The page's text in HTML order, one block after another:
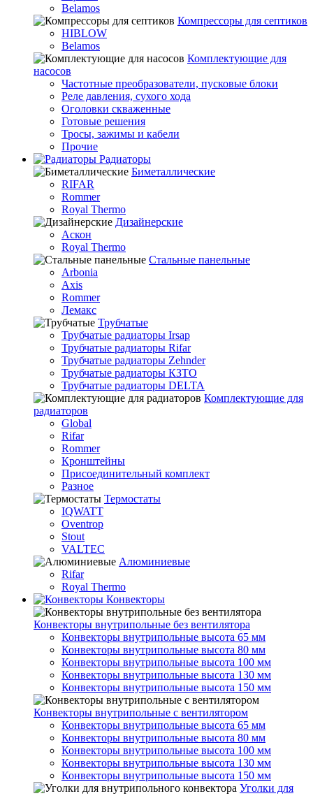
Belamos
Компрессоры для септиков
HIBLOW
Belamos
Комплектующие для
насосов
Частотные преобразователи, пусковые блоки
Реле давления, сухого хода
Оголовки скваженные
Готовые решения
Тросы, зажимы и кабели
Прочие
Радиаторы
Биметаллические
RIFAR
Rommer
Royal Thermo
Дизайнерские
Аскон
Royal Thermo
Стальные панельные
Arbonia
Axis
Rommer
Лемакс
Трубчатые
Трубчатые радиаторы Irsap
Трубчатые радиаторы Rifar
Трубчатые радиаторы Zehnder
Трубчатые радиаторы КЗТО
Трубчатые радиаторы DELTA
Комплектующие для
радиаторов
Global
Rifar
Rommer
Кронштейны
Присоединительный комплект
Разное
Термостаты
IQWATT
Oventrop
Stout
VALTEC
Алюминиевые
Rifar
Royal Thermo
Конвекторы
Конвекторы внутрипольные без вентилятора
Конвекторы внутрипольные высота 65 мм
Конвекторы внутрипольные высота 80 мм
Конвекторы внутрипольные высота 100 мм
Конвекторы внутрипольные высота 130 мм
Конвекторы внутрипольные высота 150 мм
Конвекторы внутрипольные с вентилятором
Конвекторы внутрипольные высота 65 мм
Конвекторы внутрипольные высота 80 мм
Конвекторы внутрипольные высота 100 мм
Конвекторы внутрипольные высота 130 мм
Конвекторы внутрипольные высота 150 мм
Уголки для